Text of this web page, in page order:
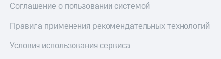
Соглашение о пользовании системой
Правила применения рекомендательных технологий
Условия использования сервиса